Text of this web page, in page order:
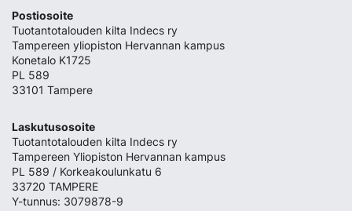
Postiosoite
Tuotantotalouden kilta Indecs ry
Tampereen yliopiston Hervannan kampus
Konetalo K1725
PL 589
33101 Tampere
Laskutusosoite
Tuotantotalouden kilta Indecs ry
Tampereen Yliopiston Hervannan kampus
PL 589 / Korkeakoulunkatu 6
33720 TAMPERE
Y-tunnus: 3079878-9